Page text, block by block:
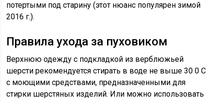
потертыми под старину (этот нюанс популярен зимой
2016 г.).
Правила ухода за пуховиком
Верхнюю одежду с подкладкой из верблюжьей
шерсти рекомендуется стирать в воде не выше 30 0 С
с моющими средствами, предназначенными для
стирки шерстяных изделий. Или можно использовать